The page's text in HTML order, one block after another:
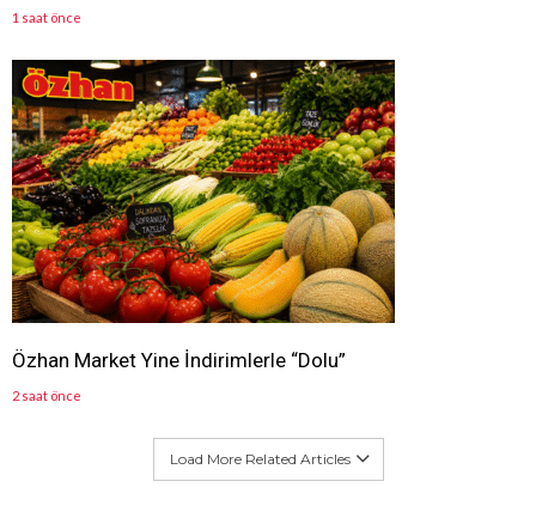
1 saat önce
Özhan Market Yine İndirimlerle “Dolu”
2 saat önce
Load More Related Articles